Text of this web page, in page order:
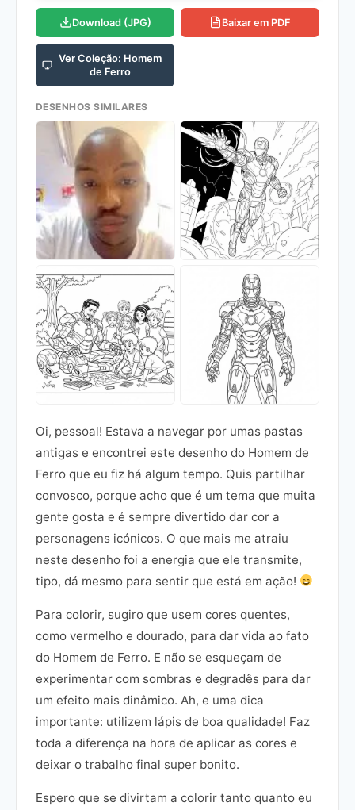
Download (JPG) Baixar em PDF
Ver Coleção: Homem
de Ferro
DESENHOS SIMILARES
Oi, pessoal! Estava a navegar por umas pastas
antigas e encontrei este desenho do Homem de
Ferro que eu fiz há algum tempo. Quis partilhar
convosco, porque acho que é um tema que muita
gente gosta e é sempre divertido dar cor a
personagens icónicos. O que mais me atraiu
neste desenho foi a energia que ele transmite,
tipo, dá mesmo para sentir que está em ação!
Para colorir, sugiro que usem cores quentes,
como vermelho e dourado, para dar vida ao fato
do Homem de Ferro. E não se esqueçam de
experimentar com sombras e degradês para dar
um efeito mais dinâmico. Ah, e uma dica
importante: utilizem lápis de boa qualidade! Faz
toda a diferença na hora de aplicar as cores e
deixar o trabalho final super bonito.
Espero que se divirtam a colorir tanto quanto eu